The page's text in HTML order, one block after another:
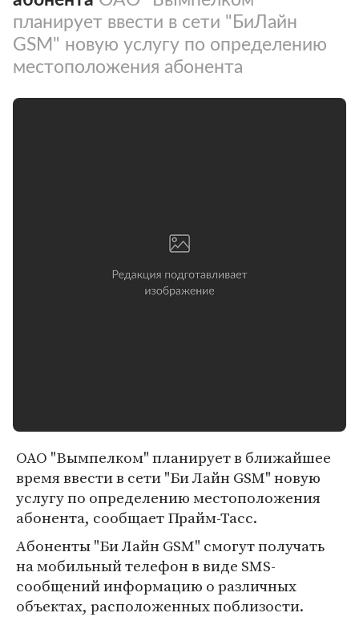
планирует ввести в сети "БиЛайн
GSM" новую услугу по определению
местоположения абонента
ОАО "Вымпелком" планирует в ближайшее
время ввести в сети "Би Лайн GSM" новую
услугу по определению местоположения
абонента, сообщает Прайм-Тасс.
Абоненты "Би Лайн GSM" смогут получать
на мобильный телефон в виде SMS-
сообщений информацию о различных
объектах, расположенных поблизости.